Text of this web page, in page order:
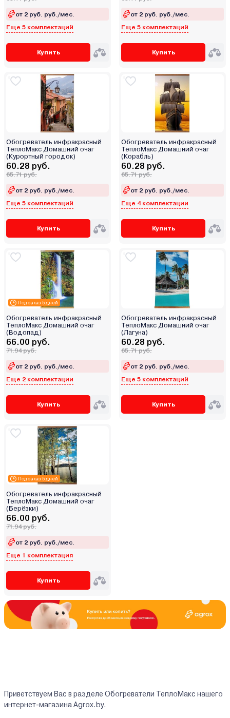
от 2 руб. руб./мес.
Еще 5 комплектаций
Купить
от 2 руб. руб./мес.
Еще 5 комплектаций
Купить
Обогреватель инфракрасный
ТеплоМакс Домашний очаг
(Курортный городок)
60.28 руб.
65.71 руб.
от 2 руб. руб./мес.
Еще 5 комплектаций
Купить
Обогреватель инфракрасный
ТеплоМакс Домашний очаг
(Корабль)
60.28 руб.
65.71 руб.
от 2 руб. руб./мес.
Еще 4 комплектации
Купить
Под заказ 5 дней
Обогреватель инфракрасный
ТеплоМакс Домашний очаг
(Водопад)
66.00 руб.
71.94 руб.
от 2 руб. руб./мес.
Еще 2 комплектации
Купить
Обогреватель инфракрасный
ТеплоМакс Домашний очаг
(Лагуна)
60.28 руб.
65.71 руб.
от 2 руб. руб./мес.
Еще 5 комплектаций
Купить
Под заказ 5 дней
Обогреватель инфракрасный
ТеплоМакс Домашний очаг
(Берёзки)
66.00 руб.
71.94 руб.
от 2 руб. руб./мес.
Еще 1 комплектация
Купить
Приветствуем Вас в разделе Обогреватели ТеплоМакс нашего
интернет-магазина Agrox.by.